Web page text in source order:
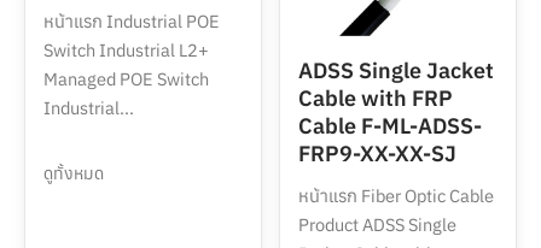
หน้าแรก Industrial POE
Switch Industrial L2+
Managed POE Switch
Industrial...
ดูทั้งหมด
ADSS Single Jacket
Cable with FRP
Cable F-ML-ADSS-
FRP9-XX-XX-SJ
หน้าแรก Fiber Optic Cable
Product ADSS Single